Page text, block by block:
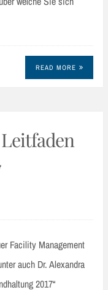
READ MORE
Leitfaden
Facility Management
auch Dr. Alexandra
2017“